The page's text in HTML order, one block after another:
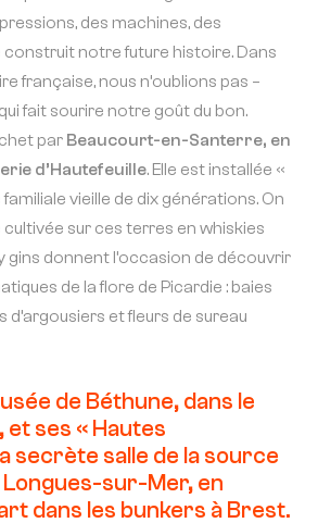
des machines, des
notre future histoire. Dans
française, nous n’oublions pas –
fait sourire notre goût du bon.
par Beaucourt-en-Santerre, en
d’Hautefeuille. Elle est installée «
vieille de dix générations. On
cultivée sur ces terres en whiskies
gins donnent l’occasion de découvrir
de la flore de Picardie : baies
d’argousiers et fleurs de sureau
de Béthune, dans le
et ses « Hautes
secrète salle de la source
Longues-sur-Mer, en
dans les bunkers à Brest.